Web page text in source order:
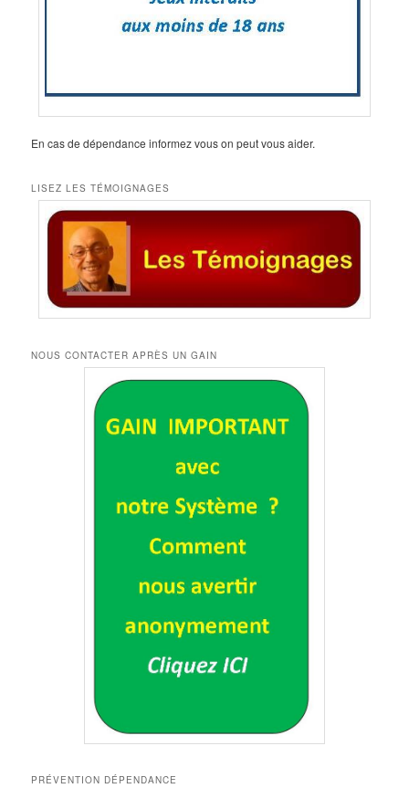
En cas de dépendance informez vous on peut vous aider.
LISEZ LES TÉMOIGNAGES
NOUS CONTACTER APRÈS UN GAIN
PRÉVENTION DÉPENDANCE